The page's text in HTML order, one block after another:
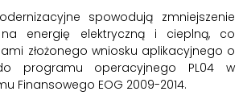
spowodują zmniejszenie
na energię elektryczną i cieplną, co
złożonego wniosku aplikacyjnego o
programu operacyjnego PL04 w
Finansowego EOG 2009-2014.